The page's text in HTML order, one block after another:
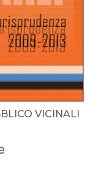
VICINALI